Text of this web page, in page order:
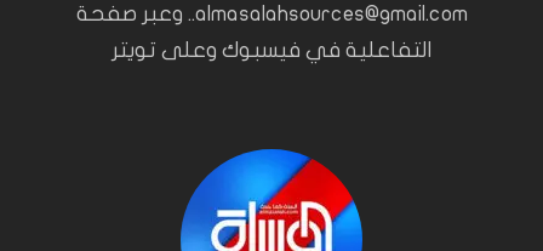
almasalahsources@gmail.com.. وعبر صفحة
التفاعلية في فيسبوك وعلى تويتر